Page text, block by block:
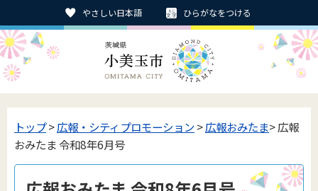
やさしい日本語 ひらがなをつける
トップ>広報・シティプロモーション>広報おみたま> 広報
おみたま 令和8年6月号